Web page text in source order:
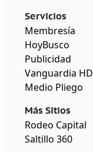
Servicios
Membresía
HoyBusco
Publicidad
Vanguardia HD
Medio Pliego
Más Sitios
Rodeo Capital
Saltillo 360